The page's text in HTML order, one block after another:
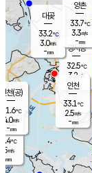
의도
℃
m/s
mm
경서동
32.5℃
3.2 m/s
-mm
대곶
33.2℃
3.0m/s
-mm
양촌
33.7℃
3.3m/s
-mm
인천(공)
31.6℃
4.0m/s
-mm
인천
33.1℃
2.5m/s
-mm